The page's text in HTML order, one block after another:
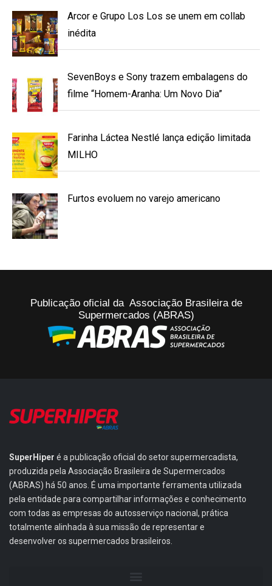
Arcor e Grupo Los Los se unem em collab
inédita
SevenBoys e Sony trazem embalagens do
filme “Homem-Aranha: Um Novo Dia”
Farinha Láctea Nestlé lança edição limitada
MILHO
Furtos evoluem no varejo americano
Publicação oficial da Associação Brasileira de
Supermercados (ABRAS)
SuperHiper é a publicação oficial do setor supermercadista,
produzida pela Associação Brasileira de Supermercados
(ABRAS) há 50 anos. É uma importante ferramenta utilizada
pela entidade para compartilhar informações e conhecimento
com todas as empresas do autosserviço nacional, prática
totalmente alinhada à sua missão de representar e
desenvolver os supermercados brasileiros.